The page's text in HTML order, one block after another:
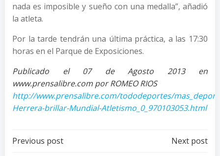
nada es imposible y sueño con una medalla”, añadió
la atleta.
Por la tarde tendrán una última práctica, a las 17:30
horas en el Parque de Exposiciones.
Publicado el 07 de Agosto 2013 en
www.prensalibre.com por ROMEO RIOS
http://www.prensalibre.com/tododeportes/
Herrera-brillar-Mundial-Atletismo_0_970103053.html
Post
Previous post Next post